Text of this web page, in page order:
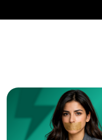
“Yo‘q” deyishni bilmasangiz.
Hammani o‘ylaysiz-u lekin
o‘zingizga vaqtni ham, pulni ham
ayaysiz.